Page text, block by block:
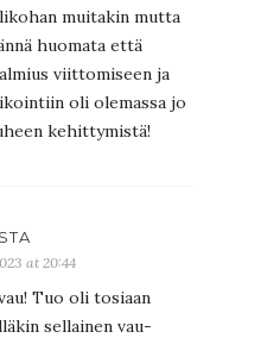
muitakin mutta
huomata että
viittomiseen ja
oli olemassa jo
kehittymistä!
at 20:44
Tuo oli tosiaan
sellainen vau-